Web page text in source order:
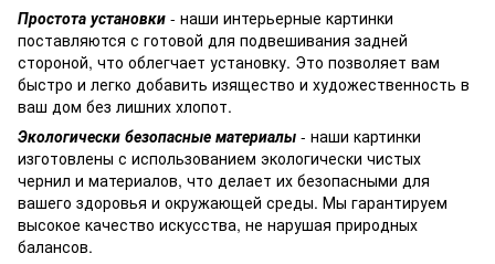
Простота установки - наши интерьерные картинки
поставляются с готовой для подвешивания задней
стороной, что облегчает установку. Это позволяет вам
быстро и легко добавить изящество и художественность в
ваш дом без лишних хлопот.
Экологически безопасные материалы - наши картинки
изготовлены с использованием экологически чистых
чернил и материалов, что делает их безопасными для
вашего здоровья и окружающей среды. Мы гарантируем
высокое качество искусства, не нарушая природных
балансов.